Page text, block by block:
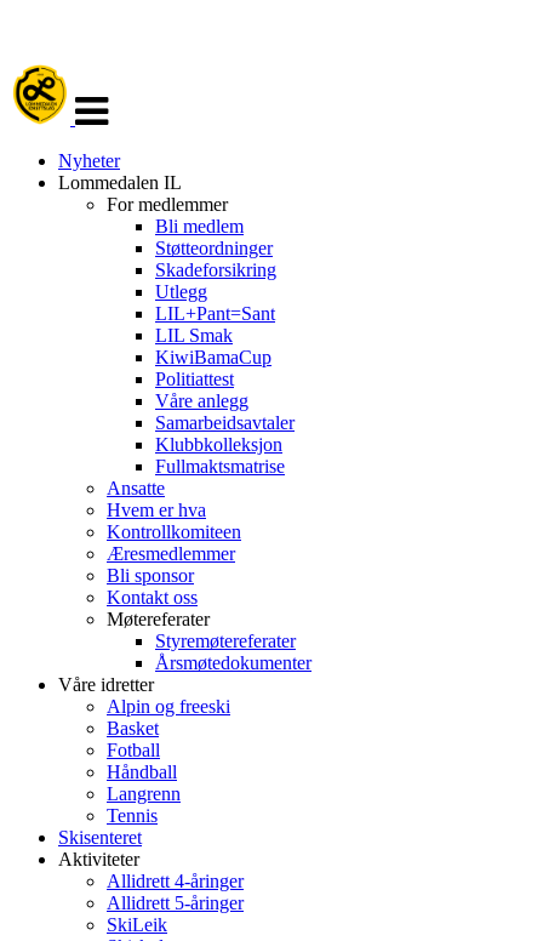
navigasjon
Nyheter
Lommedalen IL
For medlemmer
Bli medlem
Støtteordninger
Skadeforsikring
Utlegg
LIL+Pant=Sant
LIL Smak
KiwiBamaCup
Politiattest
Våre anlegg
Samarbeidsavtaler
Klubbkolleksjon
Fullmaktsmatrise
Ansatte
Hvem er hva
Kontrollkomiteen
Æresmedlemmer
Bli sponsor
Kontakt oss
Møtereferater
Styremøtereferater
Årsmøtedokumenter
Våre idretter
Alpin og freeski
Basket
Fotball
Håndball
Langrenn
Tennis
Skisenteret
Aktiviteter
Allidrett 4-åringer
Allidrett 5-åringer
SkiLeik